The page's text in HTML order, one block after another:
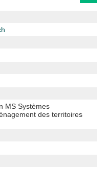
MS Systèmes
des territoires